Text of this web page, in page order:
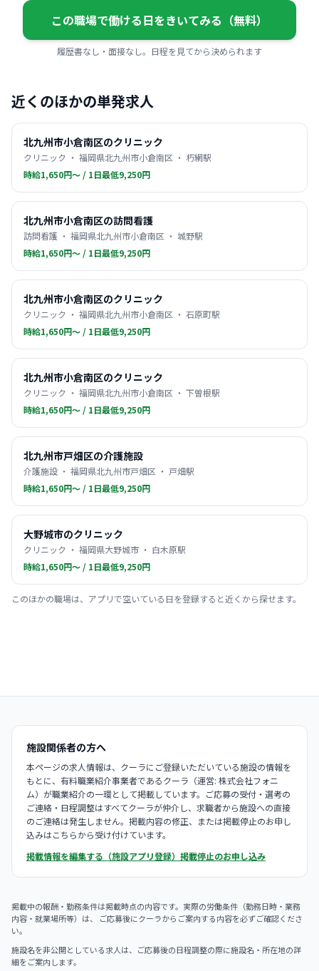
この職場で働ける日をきいてみる（無料）
履歴書なし・面接なし。日程を見てから決められます
近くのほかの単発求人
北九州市小倉南区のクリニック
クリニック ・ 福岡県北九州市小倉南区 ・ 朽網駅
時給1,650円〜 / 1日最低9,250円
北九州市小倉南区の訪問看護
訪問看護 ・ 福岡県北九州市小倉南区 ・ 城野駅
時給1,650円〜 / 1日最低9,250円
北九州市小倉南区のクリニック
クリニック ・ 福岡県北九州市小倉南区 ・ 石原町駅
時給1,650円〜 / 1日最低9,250円
北九州市小倉南区のクリニック
クリニック ・ 福岡県北九州市小倉南区 ・ 下曽根駅
時給1,650円〜 / 1日最低9,250円
北九州市戸畑区の介護施設
介護施設 ・ 福岡県北九州市戸畑区 ・ 戸畑駅
時給1,650円〜 / 1日最低9,250円
大野城市のクリニック
クリニック ・ 福岡県大野城市 ・ 白木原駅
時給1,650円〜 / 1日最低9,250円
このほかの職場は、アプリで空いている日を登録すると近くから探せます。
施設関係者の方へ
本ページの求人情報は、クーラにご登録いただいている施設の情報を
もとに、有料職業紹介事業者であるクーラ（運営: 株式会社フォニ
ム）が職業紹介の一環として掲載しています。ご応募の受付・選考の
ご連絡・日程調整はすべてクーラが仲介し、求職者から施設への直接
のご連絡は発生しません。掲載内容の修正、または掲載停止のお申し
込みはこちらから受け付けています。
掲載情報を編集する（施設アプリ登録） 掲載停止のお申し込み
掲載中の報酬・勤務条件は掲載時点の内容です。実際の労働条件（勤務日時・業務
内容・就業場所等）は、 ご応募後にクーラからご案内する内容を必ずご確認くださ
い。
施設名を非公開としている求人は、ご応募後の日程調整の際に施設名・所在地の詳
細をご案内します。